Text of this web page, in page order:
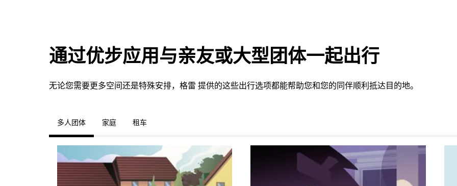
通过优步应用与亲友或大型团体一起出行
无论您需要更多空间还是特殊安排，格雷 提供的这些出行选项都能帮助您和您的同伴顺利抵达目的地。
多人团体 家庭 租车